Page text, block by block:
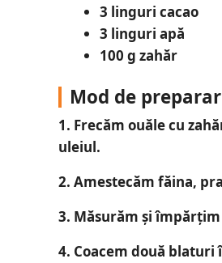
3 linguri cacao
3 linguri apă
100 g zahăr
Mod de
1. Frecăm ouăle cu
uleiul.
2. Amestecăm făina,
3. Măsurăm și
4. Coacem două